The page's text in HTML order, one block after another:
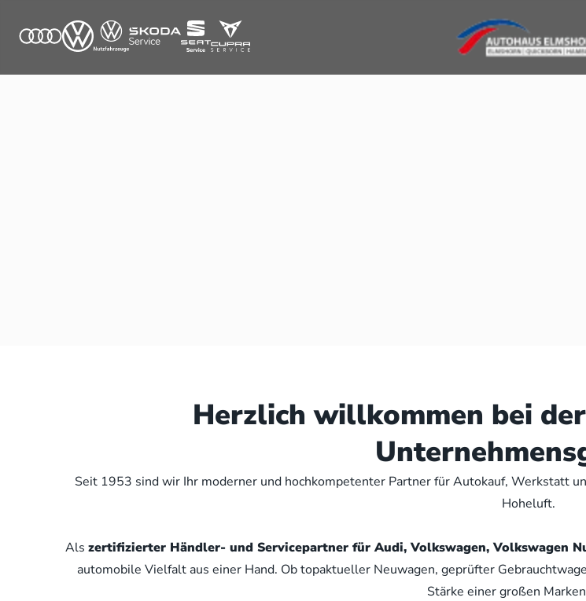
Herzlich willkommen bei
Seit 1953 sind wir Ihr moderner und hochkompetenter Partner für Autokauf, Werkstatt
Hoheluft.
Als zertifizierter Händler- und Servicepartner für Audi, Volkswagen, Volkswagen
automobile Vielfalt aus einer Hand. Ob topaktueller Neuwagen, geprüfter
Stärke einer großen